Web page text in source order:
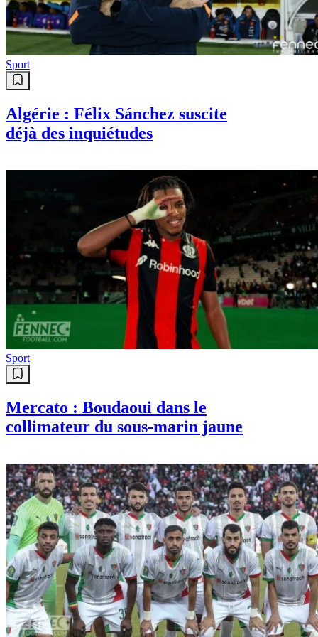
Sport
Algérie : Félix Sánchez suscite
déjà des inquiétudes
Sport
Mercato : Boudaoui dans le
collimateur du sous-marin jaune